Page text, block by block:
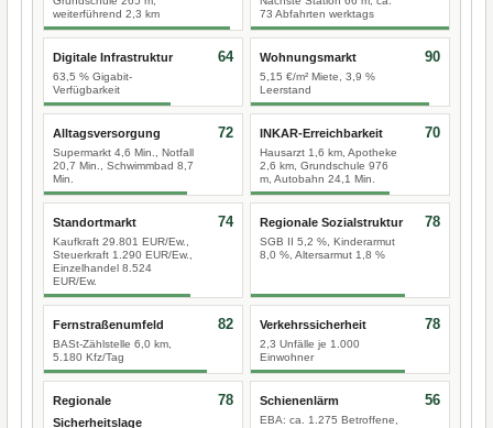
weiterführend 2,3 km
73 Abfahrten werktags
Digitale Infrastruktur
63,5 % Gigabit-
Verfügbarkeit
64 Wohnungsmarkt
5,15 €/m² Miete, 3,9 %
Leerstand
90
Alltagsversorgung
Supermarkt 4,6 Min., Notfall
20,7 Min., Schwimmbad 8,7
Min.
72 INKAR-Erreichbarkeit
Hausarzt 1,6 km, Apotheke
2,6 km, Grundschule 976
m, Autobahn 24,1 Min.
70
Standortmarkt
Kaufkraft 29.801 EUR/Ew.,
Steuerkraft 1.290 EUR/Ew.,
Einzelhandel 8.524
EUR/Ew.
74 Regionale Sozialstruktur
SGB II 5,2 %, Kinderarmut
8,0 %, Altersarmut 1,8 %
78
Fernstraßenumfeld
BASt-Zählstelle 6,0 km,
5.180 Kfz/Tag
82 Verkehrssicherheit
2,3 Unfälle je 1.000
Einwohner
78
Regionale
Sicherheitslage
78 Schienenlärm
EBA: ca. 1.275 Betroffene,
56